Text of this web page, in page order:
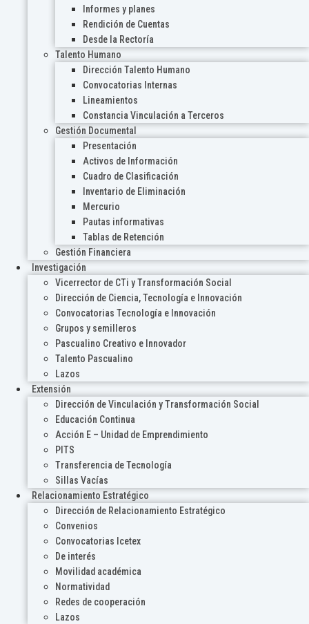
Informes y planes
Rendición de Cuentas
Desde la Rectoría
Talento Humano
Dirección Talento Humano
Convocatorias Internas
Lineamientos
Constancia Vinculación a Terceros
Gestión Documental
Presentación
Activos de Información
Cuadro de Clasificación
Inventario de Eliminación
Mercurio
Pautas informativas
Tablas de Retención
Gestión Financiera
Investigación
Vicerrector de CTi y Transformación Social
Dirección de Ciencia, Tecnología e Innovación
Convocatorias Tecnología e Innovación
Grupos y semilleros
Pascualino Creativo e Innovador
Talento Pascualino
Lazos
Extensión
Dirección de Vinculación y Transformación Social
Educación Continua
Acción E – Unidad de Emprendimiento
PITS
Transferencia de Tecnología
Sillas Vacías
Relacionamiento Estratégico
Dirección de Relacionamiento Estratégico
Convenios
Convocatorias Icetex
De interés
Movilidad académica
Normatividad
Redes de cooperación
Lazos